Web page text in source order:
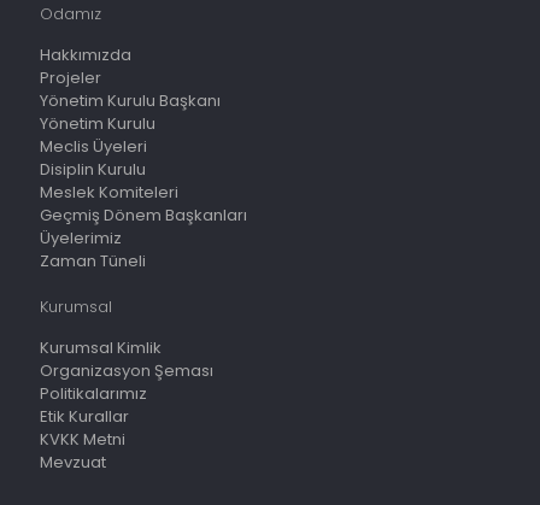
Odamız
Hakkımızda
Projeler
Yönetim Kurulu Başkanı
Yönetim Kurulu
Meclis Üyeleri
Disiplin Kurulu
Meslek Komiteleri
Geçmiş Dönem Başkanları
Üyelerimiz
Zaman Tüneli
Kurumsal
Kurumsal Kimlik
Organizasyon Şeması
Politikalarımız
Etik Kurallar
KVKK Metni
Mevzuat